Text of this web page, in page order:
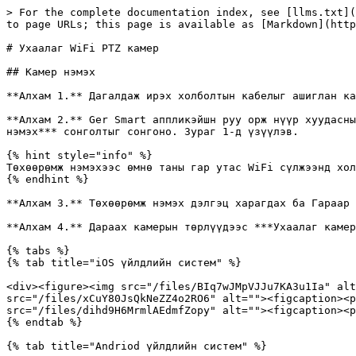
> For the complete documentation index, see [llms.txt](https://help.gersmart.mn/llms.txt). Markdown versions of documentation pages are available by appending `.md` to page URLs; this page is available as [Markdown](https://help.gersmart.mn/smart-products/outdoor-camera.md).

# Ухаалаг WiFi PTZ камер

## Камер нэмэх

**Алхам 1.** Дагалдаж ирэх холболтын кабелыг ашиглан камераа тэжээлд холбож асаана. Зураг 1-т үзүүлэв.

**Алхам 2.** Ger Smart аппликэйшн руу орж нүүр хуудасны баруун дээд буланд байрлах ***нэмэх***  товчийг дарна. Зураг 1-т үзүүлэв. Гарч ирэх сонголтоос ***Төхөөрөмж нэмэх*** сонголтыг сонгоно. Зураг 1-д үзүүлэв.

{% hint style="info" %}
Төхөөрөмж нэмэхээс өмнө таны гар утас WiFi сүлжээнд холбогдсон байх шаардлагатай. Мөн *Bluetooth* холболтоо асаагаарай.
{% endhint %}

**Алхам 3.** Төхөөрөмж нэмэх дэлгэц харагдах ба Гараар нэмэх цэсээс ***Камер*** хэсгийг сонгоно. Зураг 2-д үзүүлэв.

**Алхам 4.** Дараах камерын төрлүүдээс ***Ухаалаг камер (Wi-Fi)*** гэсэн сонголтыг сонгоно. Зураг 3-д үзүүлэв.

{% tabs %}
{% tab title="iOS үйлдлийн систем" %}

<div><figure><img src="/files/BIq7wJMpVJJu7KA3u1Ia" alt=""><figcaption><p><em>Зураг 1. Төхөөрөмж нэмэх цэс</em></p></figcaption></figure> <figure><img src="/files/xCuY80JsQkNeZZ4o2RO6" alt=""><figcaption><p><em>Зураг 2. Төхөөрөмж нэмэх дэлгэц</em></p></figcaption></figure> <figure><img src="/files/dihd9H6MrmlAEdmfZopy" alt=""><figcaption><p><em>Зураг 3. Камерын төрлүүд</em></p></figcaption></figure></div>
{% endtab %}

{% tab title="Andriod үйлдлийн систем" %}

<div><figure><img src="/files/MDnh9b1oXwE8narXcRKg" alt=""><figcaption><p><em>Зураг 1. Төхөөрөмж нэмэх цэс</em></p></figcaption></figure> <figure><img src="/files/7dap5z46sLyqyzimSQPY" alt=""><figcaption><p><em>Зураг 2. Төхөөрөмж нэмэх дэлгэц</em></p></figcaption></figure> <figure><img src="/files/G4ZTSgMchu8viAk4CqAs" alt=""><figcaption><p><em>Зураг 3. Камерын төрлүүд</em></p></figcaption></figure></div>
{% endtab %}
{% endtabs %}

**Алхам 5.** Төхөөрөмж асаалттай эсэхийг шалгаж доорх хэсгийг зөвшөөрч ***Дараах*** товчийг дарна. Зураг 4-д үзүүлэв.

**Алхам 6**. WiFi холболт хийх дэлгэц гарч ирнэ. Зураг 5-д үзүүлэв. Хэрэв таны Wi-Fi 2.4GHz бол ***Нууц үг*** хэсэгт нууц үгээ оруулж ***Дараах*** товчийг дарна.

{% hint style="info" %}
Хэрэв таны WiFi 5GHz бол 2.4GHz болгож тохируулна уу. Ингэхдээ одоо холбогдсон байгаа WiFi сүлжээг салгаж 2.4GHz Wi-Fi сүлжээг сонгож нууц үгээ оруулна.&#x20;
{% endhint %}

**Алхам 7.** WiFi холболт амжилттай болсны дараа баталгаажуулах QR код гарч ирнэ. Үүнийг камерын урд 15-аас 20 см-ын зайд барьж уншуулна. Камер баталгаажуулж дуусахад дугарах бөгөөд энэ үед ***I Heard a Prompts*** товчийг дарж үргэлжлүүлнэ. Зураг 6-д үзүүлэв.

![](/files/p01E424SWPNwArk7H2ML)Reset хийх товчин дээр дарж reset хийнэ.

{% tabs %}
{% tab title="iOS үйлдлийн систем" %}

<div><figure><img src="/files/BS74fqzbVieLoiYvcPEp" alt=""><figcaption><p><em>Зураг 4. Төхөөрөмжийн холболт шалгах хэсэг</em></p></figcaption></figure> <figure><img src="/files/EwPxvHvpG1L76YXeqfU8" alt=""><figcaption><p><em>Зураг 5. WiFi тохиргоо хийх хэсэг</em></p></figcaption></figure> <figure><img src="/files/xfyMkDxjvqCtClAQbJU1" alt=""><figcaption><p><em>Зураг 6. Камерын баталгаажуулалт хийх хэсэг</em></p></figcaption></figure></div>
{% endtab %}

{% tab